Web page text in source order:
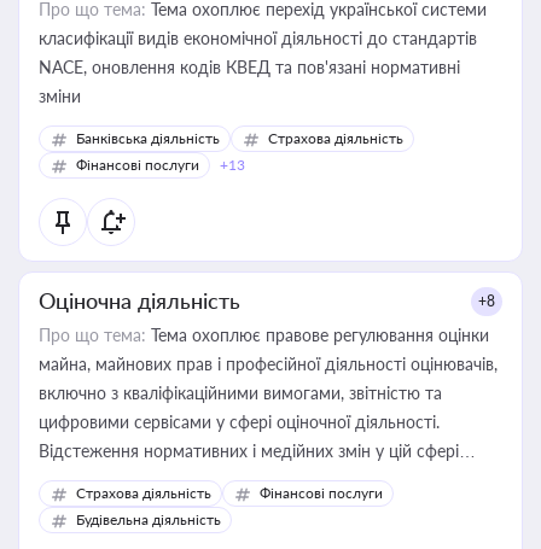
Про що тема: Тема охоплює перехід української системи
класифікації видів економічної діяльності до стандартів
NACE, оновлення кодів КВЕД та пов'язані нормативні
зміни
Банківська діяльність
Страхова діяльність
Фінансові послуги
+13
Оціночна діяльність +8
Про що тема: Тема охоплює правове регулювання оцінки
майна, майнових прав і професійної діяльності оцінювачів,
включно з кваліфікаційними вимогами, звітністю та
цифровими сервісами у сфері оціночної діяльності.
Відстеження нормативних і медійних змін у цій сфері
корисне для власника бізнесу, керівника, юриста або
бухгалтера під час оподаткування, приватизації, оренди
державного майна, корпоративних угод і перевірки
Страхова діяльність
Фінансові послуги
Будівельна діяльність